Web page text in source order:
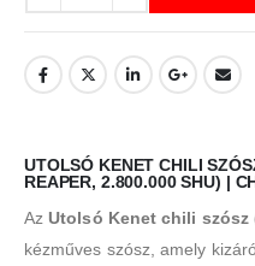
UTOLSÓ KENET CHILI
REAPER, 2.800.000 SHU) |
Az Utolsó Kenet chili szósz
kézműves szósz, amely